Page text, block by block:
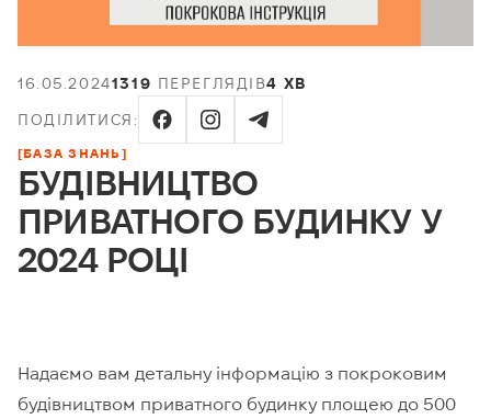
16.05.20241319 ПЕРЕГЛЯДІВ4 ХВ
ПОДІЛИТИСЯ:
[БАЗА ЗНАНЬ]
БУДІВНИЦТВО
ПРИВАТНОГО БУДИНКУ У
2024 РОЦІ
Надаємо вам детальну інформацію з покроковим
будівництвом приватного будинку площею до 500